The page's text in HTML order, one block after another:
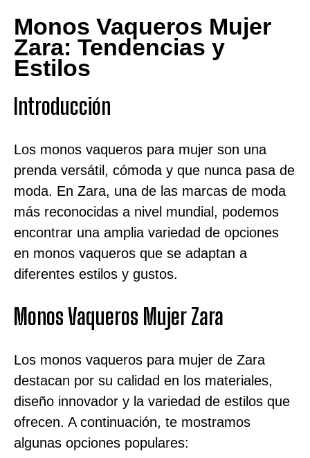
Monos Vaqueros Mujer
Zara: Tendencias y
Estilos
Introducción
Los monos vaqueros para mujer son una
prenda versátil, cómoda y que nunca pasa de
moda. En Zara, una de las marcas de moda
más reconocidas a nivel mundial, podemos
encontrar una amplia variedad de opciones
en monos vaqueros que se adaptan a
diferentes estilos y gustos.
Monos Vaqueros Mujer Zara
Los monos vaqueros para mujer de Zara
destacan por su calidad en los materiales,
diseño innovador y la variedad de estilos que
ofrecen. A continuación, te mostramos
algunas opciones populares: